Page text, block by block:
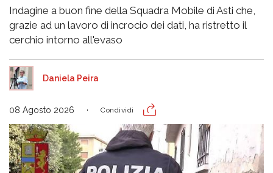
Indagine a buon fine della Squadra Mobile di Asti che,
grazie ad un lavoro di incrocio dei dati, ha ristretto il
cerchio intorno all'evaso
Daniela Peira
08 Agosto 2026 Condividi